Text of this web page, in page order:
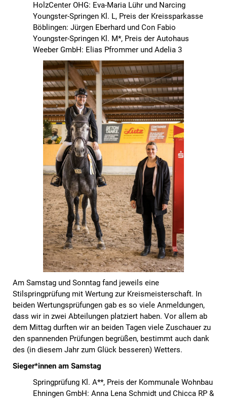
HolzCenter OHG: Eva-Maria Lühr und Narcing
Youngster-Springen Kl. L, Preis der Kreissparkasse
Böblingen: Jürgen Eberhard und Con Fabio
Youngster-Springen Kl. M*, Preis der Autohaus
Weeber GmbH: Elias Pfrommer und Adelia 3
Am Samstag und Sonntag fand jeweils eine
Stilspringprüfung mit Wertung zur Kreismeisterschaft. In
beiden Wertungsprüfungen gab es so viele Anmeldungen,
dass wir in zwei Abteilungen platziert haben. Vor allem ab
dem Mittag durften wir an beiden Tagen viele Zuschauer zu
den spannenden Prüfungen begrüßen, bestimmt auch dank
des (in diesem Jahr zum Glück besseren) Wetters.
Sieger*innen am Samstag
Springprüfung Kl. A**, Preis der Kommunale Wohnbau
Ehningen GmbH: Anna Lena Schmidt und Chicca RP &